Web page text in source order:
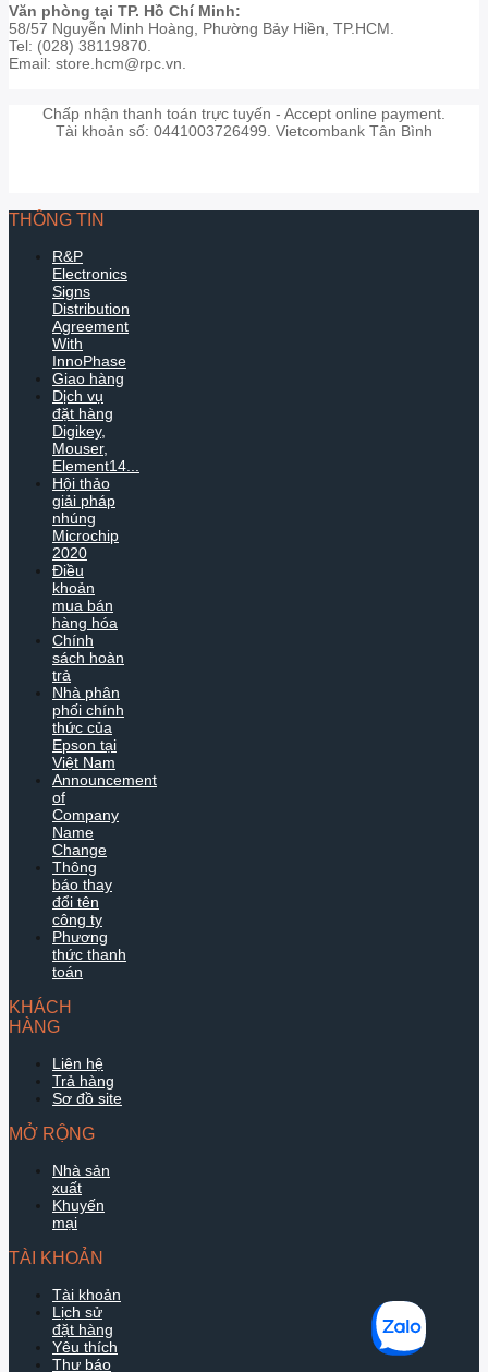
Văn phòng tại TP. Hồ Chí Minh:
58/57 Nguyễn Minh Hoàng, Phường Bảy Hiền, TP.HCM.
Tel: (028) 38119870.
Email: store.hcm@rpc.vn.
Chấp nhận thanh toán trực tuyến - Accept online payment.
Tài khoản số: 0441003726499. Vietcombank Tân Bình
THÔNG TIN
R&P
Electronics
Signs
Distribution
Agreement
With
InnoPhase
Giao hàng
Dịch vụ
đặt hàng
Digikey,
Mouser,
Element14...
Hội thảo
giải pháp
nhúng
Microchip
2020
Điều
khoản
mua bán
hàng hóa
Chính
sách hoàn
trả
Nhà phân
phối chính
thức của
Epson tại
Việt Nam
Announcement
of
Company
Name
Change
Thông
báo thay
đổi tên
công ty
Phương
thức thanh
toán
KHÁCH
HÀNG
Liên hệ
Trả hàng
Sơ đồ site
MỞ RỘNG
Nhà sản
xuất
Khuyến
mại
TÀI KHOẢN
Tài khoản
Lịch sử
đặt hàng
Yêu thích
Thư báo